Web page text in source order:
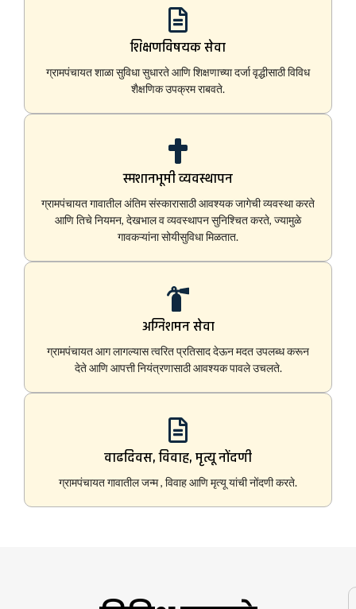
शिक्षणविषयक सेवा
ग्रामपंचायत शाळा सुविधा सुधारते आणि शिक्षणाच्या दर्जा वृद्धीसाठी विविध
शैक्षणिक उपक्रम राबवते.
स्मशानभूमी व्यवस्थापन
ग्रामपंचायत गावातील अंतिम संस्कारासाठी आवश्यक जागेची व्यवस्था करते
आणि तिचे नियमन, देखभाल व व्यवस्थापन सुनिश्चित करते, ज्यामुळे
गावकऱ्यांना सोयीसुविधा मिळतात.
अग्निशमन सेवा
ग्रामपंचायत आग लागल्यास त्वरित प्रतिसाद देऊन मदत उपलब्ध करून
देते आणि आपत्ती नियंत्रणासाठी आवश्यक पावले उचलते.
वाढदिवस, विवाह, मृत्यू नोंदणी
ग्रामपंचायत गावातील जन्म , विवाह आणि मृत्यू यांची नोंदणी करते.